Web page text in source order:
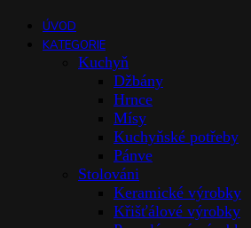
ÚVOD
KATEGORIE
Kuchyň
Džbány
Hrnce
Mísy
Kuchyňské potřeby
Pánve
Stolováni
Keramické výrobky
Křišťálové výrobky